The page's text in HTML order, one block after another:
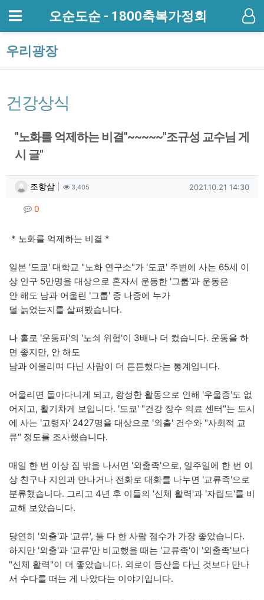
메뉴 오순도순 - 1800축복가정회
우리광장
건강상식
"노화를 억제하는 비결"~~~~~"조규성 교수님 게
시 글"
작성자 정보
조항삼 작성3,405조회 작성일
2021.10.21 14:30
컨텐츠 정보
0
본문
* 노화를 억제하는 비결 *
일본 '도쿄' 대학교 "노화 연구소"가 '도쿄' 주변에 사는 65세 이
상 인구 5만명을 대상으로 혼자서 운동한 '그룹'과 운동은
안 해도 남과 어울린 '그룹' 중 나중에 누가
덜 늙었는지를 살펴봤습니다.
나 홀로 '운동파'의 '노쇠 위험'이 3배나 더 컸습니다. 운동을 하
면 좋지만, 안 해도
남과 어울리며 다닌 사람이 더 튼튼했다는 통계입니다.
어울리면 돌아다니게 되고, 왕성한 활동으로 인해 '우울증'도 없
어지고, 활기차게 보입니다. '도쿄' "건강 장수 의료 센터"는 도시
에 사는 '고령자' 2427명을 대상으로 '외출' 건수와 "사회적 교
류" 정도를 조사했습니다.
매일 한 번 이상 집 밖을 나서면 '외출족'으로, 일주일에 한 번 이
상 친구나 지인과 만나거나 전화로 대화를 나누면 '교류족'으로
분류했습니다. 그리고 4년 후 이들의 '신체 활력'과 '자립도'를 비
교해 보았습니다.
당연히 '외출'과 '교류', 둘 다 한 사람 점수가 가장 좋았습니다.
하지만 '외출'과 '교류'만 비교했을 때는 '교류족'이 '외출족'보다
"신체 활력"이 더 좋았습니다. 외로이 등산을 다닌 것보다 만나
서 수다를 떠는 게 나았다는 이야기입니다.